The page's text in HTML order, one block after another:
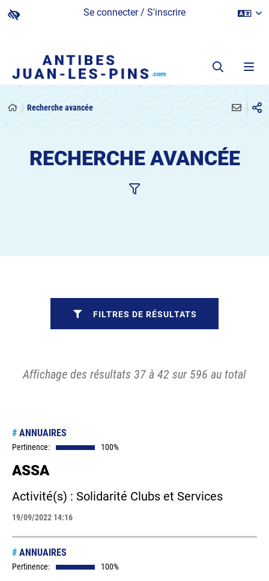
Se connecter / S'inscrire
Recherche avancée
RECHERCHE AVANCÉE
Affichage des résultats 37 à 42 sur 596 au total
# ANNUAIRES
Pertinence: 100%
ASSA
Activité(s) : Solidarité Clubs et Services
19/09/2022 14:16
# ANNUAIRES
Pertinence: 100%
FILTRES DE RÉSULTATS